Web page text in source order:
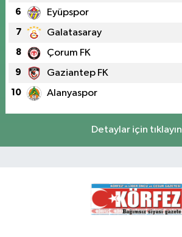
6 Eyüpspor
7 Galatasaray
8 Çorum FK
9 Gaziantep FK
10 Alanyaspor
Detaylar için tıklayın